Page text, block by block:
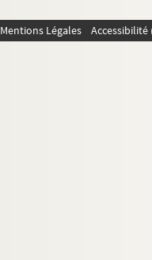
Mentions Légales